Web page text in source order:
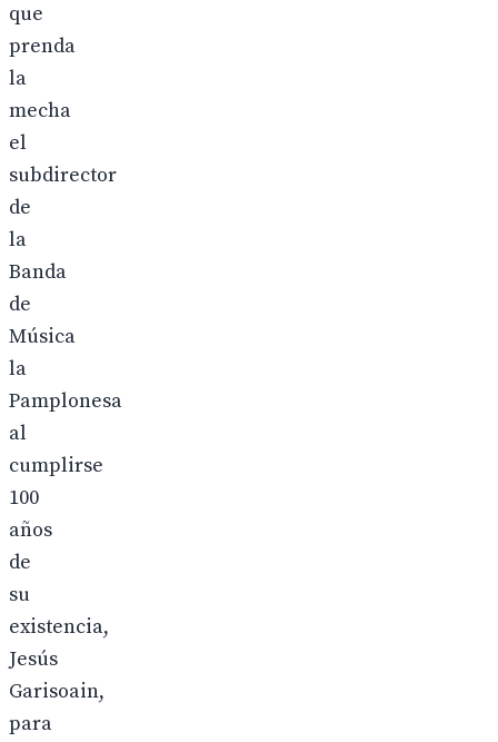
que
prenda
la
mecha
el
subdirector
de
la
Banda
de
Música
la
Pamplonesa
al
cumplirse
100
años
de
su
existencia,
Jesús
Garisoain,
para